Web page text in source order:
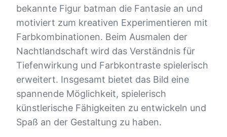
bekannte Figur batman die Fantasie an und
motiviert zum kreativen Experimentieren mit
Farbkombinationen. Beim Ausmalen der
Nachtlandschaft wird das Verständnis für
Tiefenwirkung und Farbkontraste spielerisch
erweitert. Insgesamt bietet das Bild eine
spannende Möglichkeit, spielerisch
künstlerische Fähigkeiten zu entwickeln und
Spaß an der Gestaltung zu haben.